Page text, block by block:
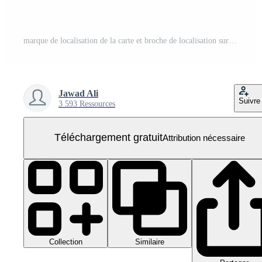
Jawad Ali
3 593 Ressources Suivre
Téléchargement gratuitAttribution nécessaire
Collection Similaire